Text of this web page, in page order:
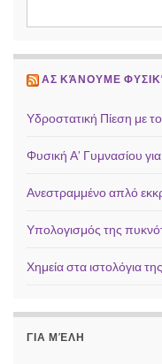
ΑΣ ΚΆΝΟΥΜΕ
Υδροστατική Πίεση με
Φυσική Α’ Γυμνασίου
Ανεστραμμένο απλό
Υπολογισμός της
Χημεία στα ιστολόγια
ΓΙΑ ΜΈΛΗ